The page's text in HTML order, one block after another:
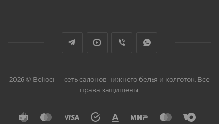
2026 © Belioci — сеть салонов нижнего белья и колготок. Все
права защищены.